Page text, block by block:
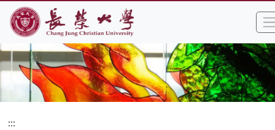
跳到主要內容區塊
長榮大學全球資訊網中文網頁
:::